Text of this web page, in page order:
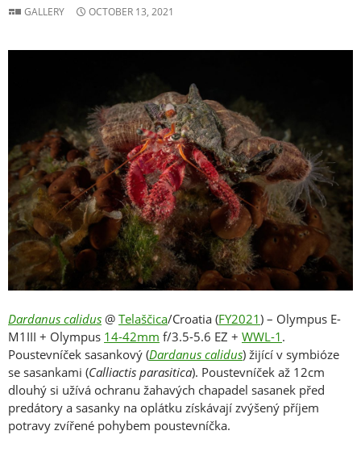
GALLERY OCTOBER 13, 2021
Dardanus calidus @ Telaščica/Croatia (FY2021) – Olympus E-
M1III + Olympus 14-42mm f/3.5-5.6 EZ + WWL-1 .
Poustevníček sasankový (Dardanus calidus) žijící v symbióze
se sasankami (Calliactis parasitica). Poustevníček až 12cm
dlouhý si užívá ochranu žahavých chapadel sasanek před
predátory a sasanky na oplátku získávají zvýšený příjem
potravy zvířené pohybem poustevníčka.